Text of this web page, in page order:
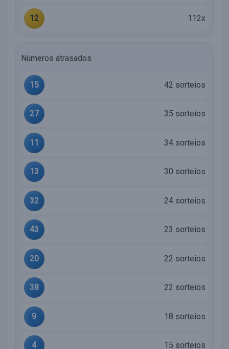
12 112x
Números atrasados
15 42 sorteios
27 35 sorteios
11 34 sorteios
13 30 sorteios
32 24 sorteios
43 23 sorteios
20 22 sorteios
38 22 sorteios
9 18 sorteios
4 15 sorteios